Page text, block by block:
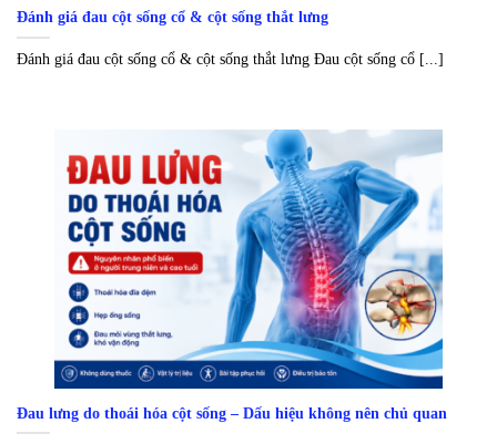
Đánh giá đau cột sống cổ & cột sống thắt lưng
Đánh giá đau cột sống cổ & cột sống thắt lưng Đau cột sống cổ [...]
Đau lưng do thoái hóa cột sống – Dấu hiệu không nên chủ quan